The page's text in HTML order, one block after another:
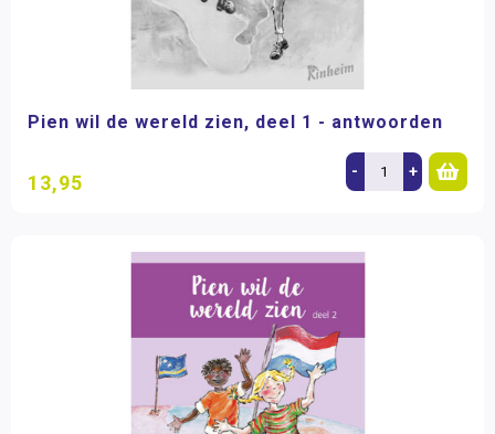
Pien wil de wereld zien, deel 1 - antwoorden
13,95 - +